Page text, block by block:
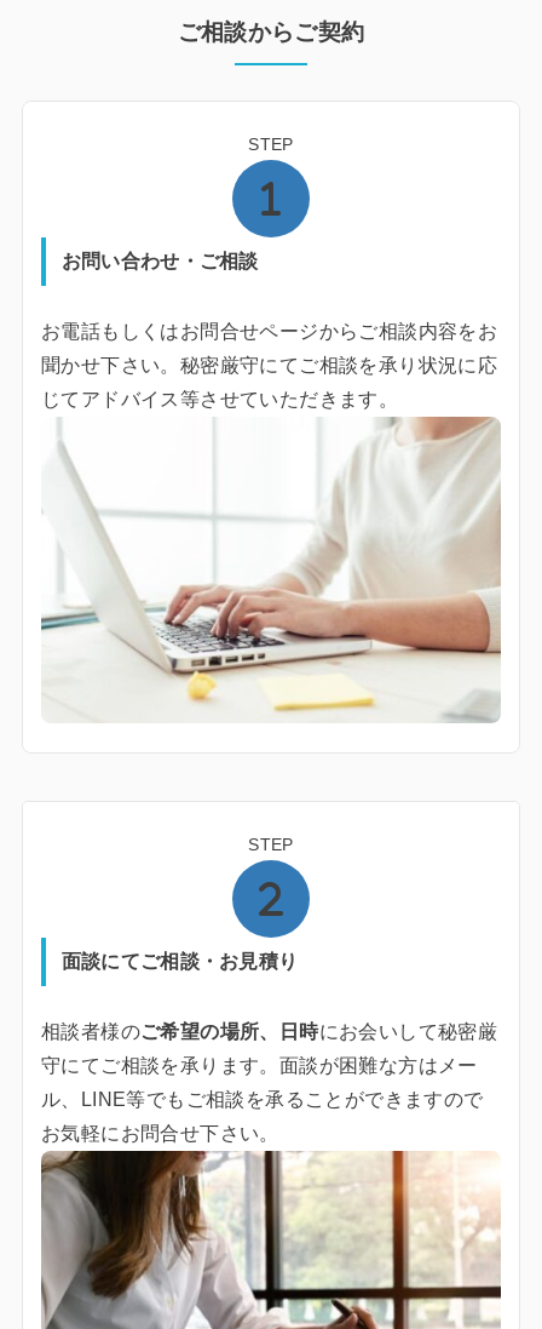
ご相談からご契約
STEP
お問い合わせ・ご相談
お電話もしくはお問合せページからご相談内容をお
聞かせ下さい。秘密厳守にてご相談を承り状況に応
じてアドバイス等させていただきます。
STEP
面談にてご相談・お見積り
相談者様のご希望の場所、日時にお会いして秘密厳
守にてご相談を承ります。面談が困難な方はメー
ル、LINE等でもご相談を承ることができますので
お気軽にお問合せ下さい。